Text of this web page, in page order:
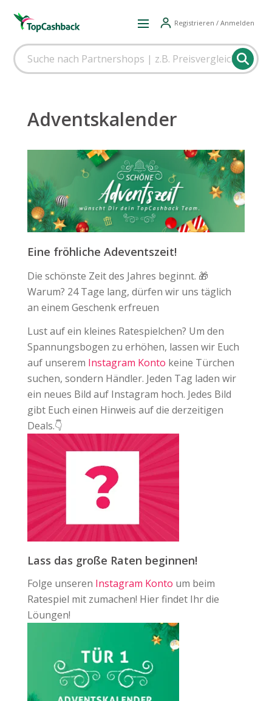
Registrieren / Anmelden
Adventskalender
Eine fröhliche Adeventszeit!
Die schönste Zeit des Jahres beginnt. 🎁
Warum? 24 Tage lang, dürfen wir uns täglich
an einem Geschenk erfreuen
Lust auf ein kleines Ratespielchen? Um den
Spannungsbogen zu erhöhen, lassen wir Euch
auf unserem Instagram Konto keine Türchen
suchen, sondern Händler. Jeden Tag laden wir
ein neues Bild auf Instagram hoch. Jedes Bild
gibt Euch einen Hinweis auf die derzeitigen
Deals.⁠👇⁠
Lass das große Raten beginnen!
Folge unseren Instagram Konto um beim
Ratespiel mit zumachen! Hier findet Ihr die
Löungen!